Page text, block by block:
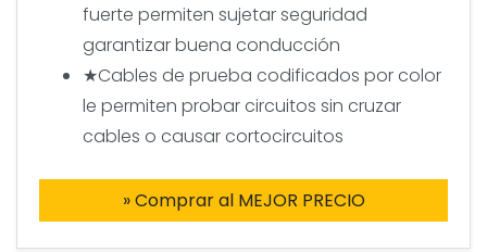
fuerte permiten sujetar seguridad
garantizar buena conducción
★Cables de prueba codificados por color
le permiten probar circuitos sin cruzar
cables o causar cortocircuitos
» Comprar al MEJOR PRECIO